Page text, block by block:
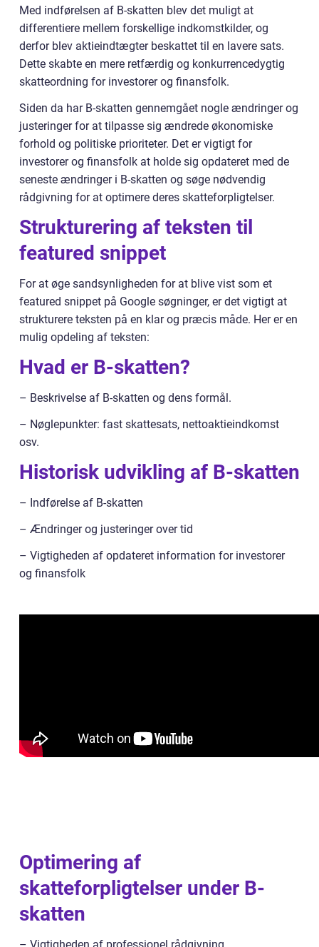
Med indførelsen af B-skatten blev det muligt at
differentiere mellem forskellige indkomstkilder, og
derfor blev aktieindtægter beskattet til en lavere sats.
Dette skabte en mere retfærdig og konkurrencedygtig
skatteordning for investorer og finansfolk.
Siden da har B-skatten gennemgået nogle ændringer og
justeringer for at tilpasse sig ændrede økonomiske
forhold og politiske prioriteter. Det er vigtigt for
investorer og finansfolk at holde sig opdateret med de
seneste ændringer i B-skatten og søge nødvendig
rådgivning for at optimere deres skatteforpligtelser.
Strukturering af teksten til
featured snippet
For at øge sandsynligheden for at blive vist som et
featured snippet på Google søgninger, er det vigtigt at
strukturere teksten på en klar og præcis måde. Her er en
mulig opdeling af teksten:
Hvad er B-skatten?
– Beskrivelse af B-skatten og dens formål.
– Nøglepunkter: fast skattesats, nettoaktieindkomst
osv.
Historisk udvikling af B-skatten
– Indførelse af B-skatten
– Ændringer og justeringer over tid
– Vigtigheden af opdateret information for investorer
og finansfolk
Optimering af
skatteforpligtelser under B-
skatten